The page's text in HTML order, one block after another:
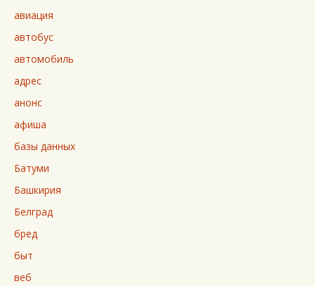
авиация
автобус
автомобиль
адрес
анонс
афиша
базы данных
Батуми
Башкирия
Белград
бред
быт
веб